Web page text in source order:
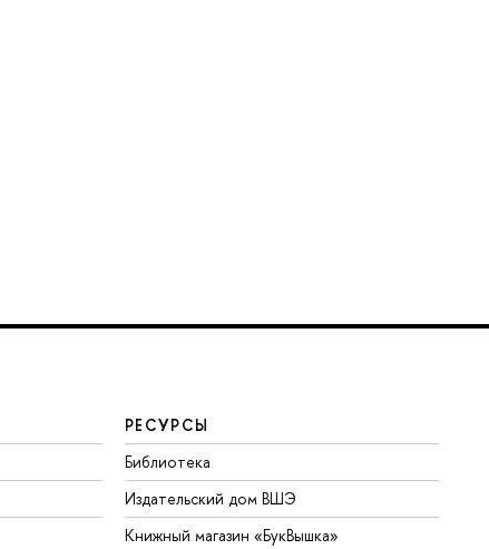
РЕСУРСЫ
Библиотека
Издательский дом ВШЭ
Книжный магазин «БукВышка»